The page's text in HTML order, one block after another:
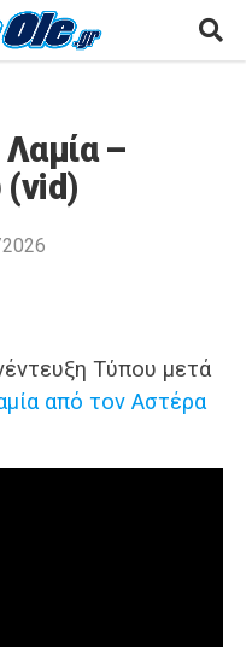
–
(vid)
Τύπου μετά
από τον Αστέρα